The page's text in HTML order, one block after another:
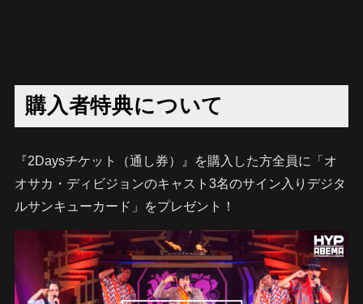
購入者特典について
『2Daysチケット（通し券）』を購入した方全員に「オ
オサカ・ディビジョンのキャスト3名のサイン入りデジタ
ルサンキューカード」をプレゼント！